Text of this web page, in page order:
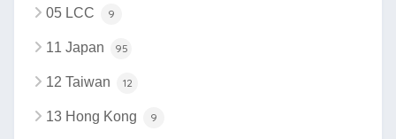
05 LCC 9
11 Japan 95
12 Taiwan 12
13 Hong Kong 9